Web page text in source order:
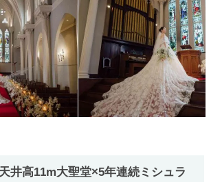
井高11m大聖堂×5年連続ミシュラ